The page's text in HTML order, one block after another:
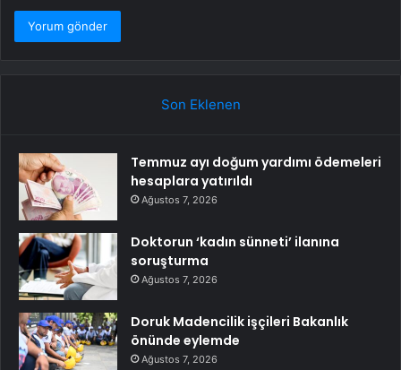
Son Eklenen
Temmuz ayı doğum yardımı ödemeleri
hesaplara yatırıldı
Ağustos 7, 2026
Doktorun ‘kadın sünneti’ ilanına
soruşturma
Ağustos 7, 2026
Doruk Madencilik işçileri Bakanlık
önünde eylemde
Ağustos 7, 2026